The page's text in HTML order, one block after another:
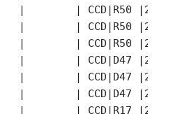
|        | CCD|R50
|        | CCD|R50
|        | CCD|R50
|        | CCD|D47
|        | CCD|D47
|        | CCD|D47
|        | CCD|R17